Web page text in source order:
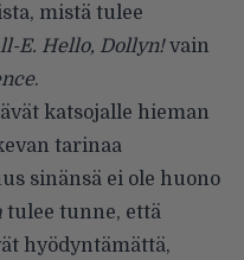
mistä tulee
E. Hello, Dollyn!vain
.
katsojalle hieman
tarinaa
sinänsä ei ole huono
tulee tunne, että
hyödyntämättä,